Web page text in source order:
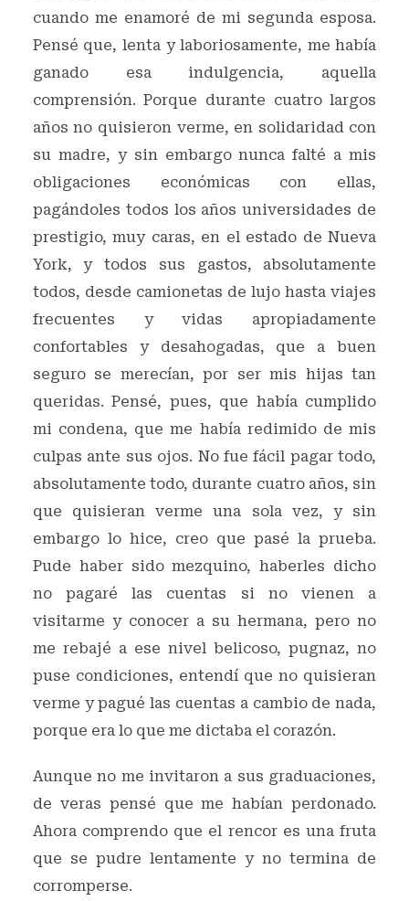
cuando me enamoré de mi segunda esposa.
Pensé que, lenta y laboriosamente, me había
ganado esa indulgencia, aquella
comprensión. Porque durante cuatro largos
años no quisieron verme, en solidaridad con
su madre, y sin embargo nunca falté a mis
obligaciones económicas con ellas,
pagándoles todos los años universidades de
prestigio, muy caras, en el estado de Nueva
York, y todos sus gastos, absolutamente
todos, desde camionetas de lujo hasta viajes
frecuentes y vidas apropiadamente
confortables y desahogadas, que a buen
seguro se merecían, por ser mis hijas tan
queridas. Pensé, pues, que había cumplido
mi condena, que me había redimido de mis
culpas ante sus ojos. No fue fácil pagar todo,
absolutamente todo, durante cuatro años, sin
que quisieran verme una sola vez, y sin
embargo lo hice, creo que pasé la prueba.
Pude haber sido mezquino, haberles dicho
no pagaré las cuentas si no vienen a
visitarme y conocer a su hermana, pero no
me rebajé a ese nivel belicoso, pugnaz, no
puse condiciones, entendí que no quisieran
verme y pagué las cuentas a cambio de nada,
porque era lo que me dictaba el corazón.
Aunque no me invitaron a sus graduaciones,
de veras pensé que me habían perdonado.
Ahora comprendo que el rencor es una fruta
que se pudre lentamente y no termina de
corromperse.